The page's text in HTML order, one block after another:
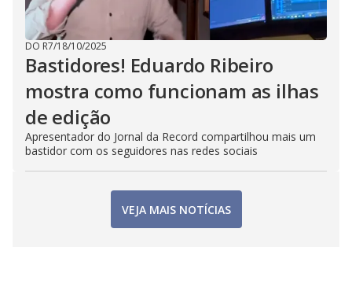
DO R7/18/10/2025
Bastidores! Eduardo Ribeiro
mostra como funcionam as ilhas
de edição
Apresentador do Jornal da Record compartilhou mais um
bastidor com os seguidores nas redes sociais
VEJA MAIS NOTÍCIAS